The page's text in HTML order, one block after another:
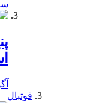
فوتبال